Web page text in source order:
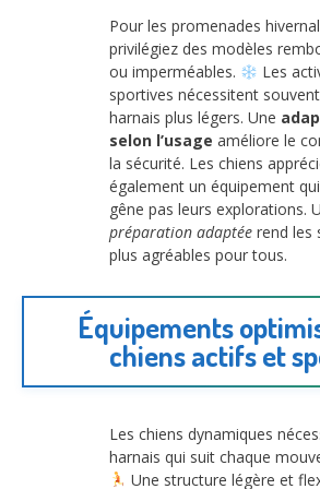
Pour les promenades
privilégiez des modèles
ou imperméables.
Les
sportives nécessitent
harnais plus légers. Une
selon l’usage améliore le
la sécurité. Les chiens
également un équipement
gêne pas leurs explorations.
préparation adaptée rend les
plus agréables pour tous.
Équipements
chiens actifs et
Les chiens dynamiques
harnais qui suit chaque
Une structure légère et